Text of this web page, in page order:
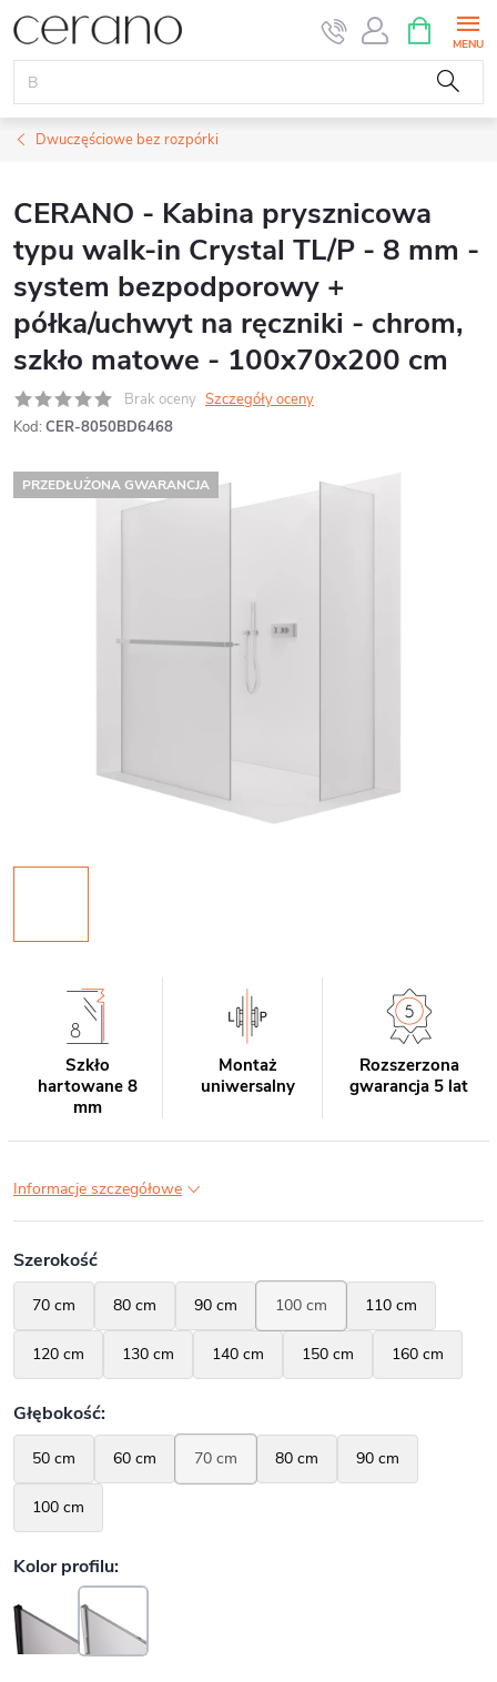
Przejść
do
treści
KOSZYK
Dwuczęściowe bez rozpórki
CERANO - Kabina prysznicowa
typu walk-in Crystal TL/P - 8 mm -
system bezpodporowy +
półka/uchwyt na ręczniki - chrom,
szkło matowe - 100x70x200 cm
Brak oceny Szczegóły oceny
Kod: CER-8050BD6468
PRZEDŁUŻONA GWARANCJA
Szkło
hartowane 8
mm
Montaż
uniwersalny
Rozszerzona
gwarancja 5 lat
Informacje szczegółowe